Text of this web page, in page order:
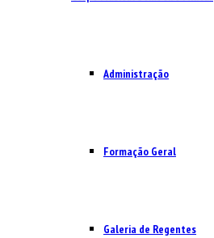
Administração
Formação Geral
Galeria de Regentes